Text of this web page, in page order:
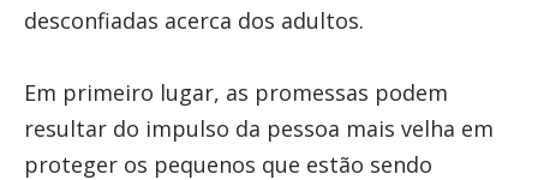
desconfiadas acerca dos adultos.
Em primeiro lugar, as promessas podem
resultar do impulso da pessoa mais velha em
proteger os pequenos que estão sendo